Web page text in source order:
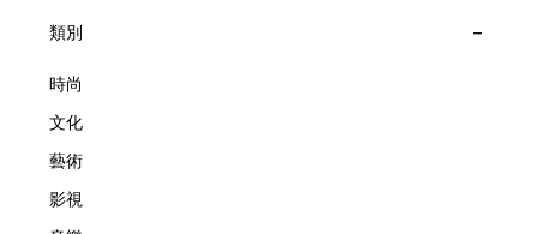
子，以及訴說時間的珠寶。每個主題展區都有精美的佈置回應
大主題展區，彰顯世家的核心價值。2010年，Van Cleef &
級鐘錶大賞（Grand Prix d'Horlogerie de Genève）中獲獎的
擁而吻。雙逆跳機芯精準驅動這場機械浪漫，讓時間不再是抽
象概念，而是心跳的律動。 故事並未完結，2025年推出的
Lady Arpels Bal des Amoureux
類別
時尚
文化
藝術
影視